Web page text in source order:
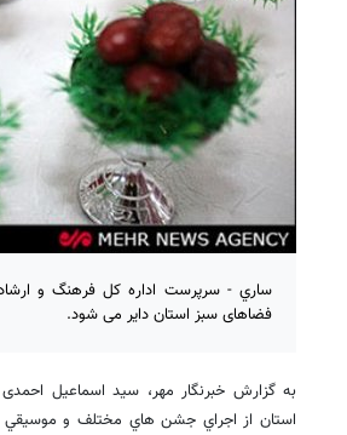
ساري - سرپرست اداره كل فرهنگ و
فضاهای سبز استان دایر می شود.
به گزارش خبرنگار مهر، سيد اسماعيل
استان از اجراي جشن هاي مختلف و موسيقي